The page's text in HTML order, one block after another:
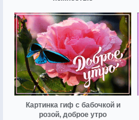
Картинка гиф с бабочкой и
розой, доброе утро